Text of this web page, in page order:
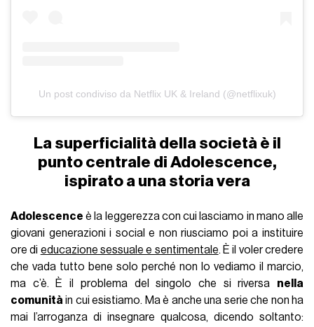
Un post condiviso da Netflix UK & Ireland (@netflixuk)
La superficialità della società è il
punto centrale di Adolescence,
ispirato a una storia vera
Adolescence è la leggerezza con cui lasciamo in mano alle
giovani generazioni i social e non riusciamo poi a instituire
ore di educazione sessuale e sentimentale. È il voler credere
che vada tutto bene solo perché non lo vediamo il marcio,
ma c’è. È il problema del singolo che si riversa nella
comunità in cui esistiamo. Ma è anche una serie che non ha
mai l’arroganza di insegnare qualcosa, dicendo soltanto: